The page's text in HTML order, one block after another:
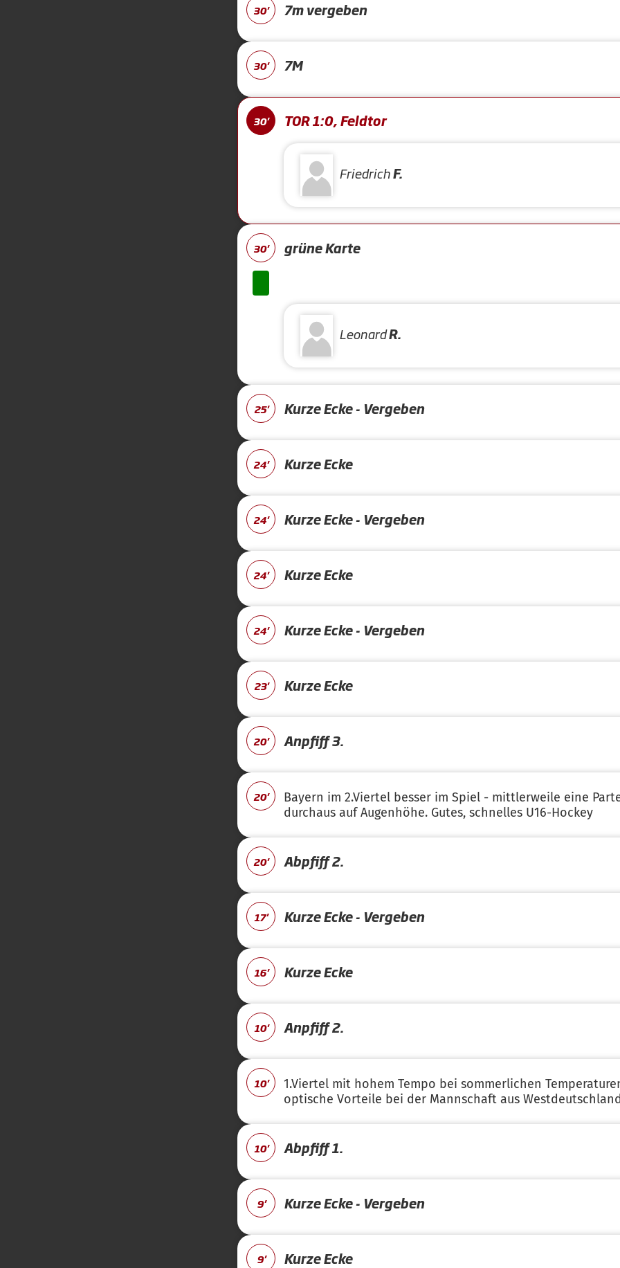
30' 7m vergeben
30' 7M
30' TOR 1:0, Feldtor
FriedrichF.
30' grüne Karte
LeonardR.
25' Kurze Ecke - Vergeben
24' Kurze Ecke
24' Kurze Ecke - Vergeben
24' Kurze Ecke
24' Kurze Ecke - Vergeben
23' Kurze Ecke
20' Anpfiff 3.
20'
Bayern im 2.Viertel besser im Spiel - mittlerweile eine
durchaus auf Augenhöhe. Gutes, schnelles U16-Hockey
20' Abpfiff 2.
17' Kurze Ecke - Vergeben
16' Kurze Ecke
10' Anpfiff 2.
10'
1.Viertel mit hohem Tempo bei sommerlichen
optische Vorteile bei der Mannschaft aus
10' Abpfiff 1.
9' Kurze Ecke - Vergeben
9' Kurze Ecke